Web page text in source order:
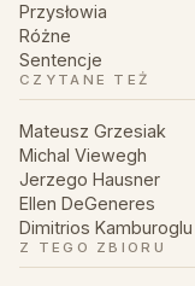
Przysłowia
Różne
Sentencje
CZYTANE TEŻ
Mateusz Grzesiak
Michal Viewegh
Jerzego Hausner
Ellen DeGeneres
Dimitrios Kamburoglu
Z TEGO ZBIORU